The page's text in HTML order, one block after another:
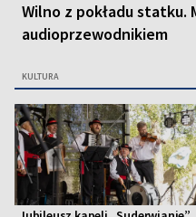
Wilno z pokładu statku.
audioprzewodnikiem
KULTURA